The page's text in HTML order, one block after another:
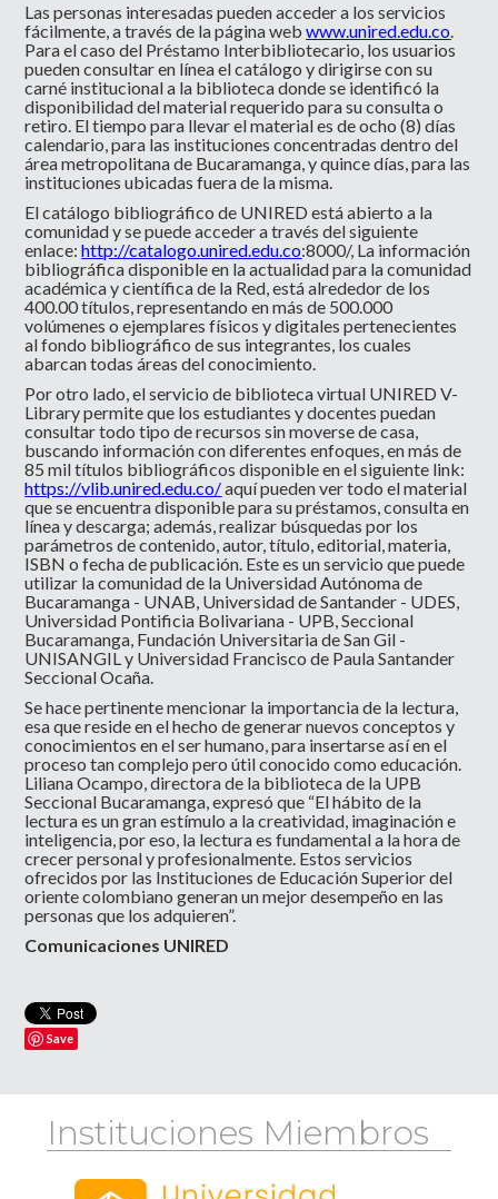
Las personas interesadas pueden acceder a los servicios
fácilmente, a través de la página webwww.unired.edu.co.
Para el caso del Préstamo Interbibliotecario, los usuarios
pueden consultar en línea el catálogo y dirigirse con su
carné institucional a la biblioteca donde se identificó la
disponibilidad del material requerido para su consulta o
retiro. El tiempo para llevar el material es de ocho (8) días
calendario, para las instituciones concentradas dentro del
área metropolitana de Bucaramanga, y quince días, para las
instituciones ubicadas fuera de la misma.
El catálogo bibliográfico de UNIRED está abierto a la
comunidad y se puede acceder a través del siguiente
enlace: http://catalogo.unired.edu.co:8000/, La información
bibliográfica disponible en la actualidad para la comunidad
académica y científica de la Red, está alrededor de los
400.00 títulos, representando en más de 500.000
volúmenes o ejemplares físicos y digitales pertenecientes
al fondo bibliográfico de sus integrantes, los cuales
abarcan todas áreas del conocimiento.
Por otro lado, el servicio de biblioteca virtual UNIRED V-
Library permite que los estudiantes y docentes puedan
consultar todo tipo de recursos sin moverse de casa,
buscando información con diferentes enfoques, en más de
85 mil títulos bibliográficos disponible en el siguiente link:
https://vlib.unired.edu.co/aquí pueden ver todo el material
que se encuentra disponible para su préstamos, consulta en
línea y descarga; además, realizar búsquedas por los
parámetros de contenido, autor, título, editorial, materia,
ISBN o fecha de publicación. Este es un servicio que puede
utilizar la comunidad de la Universidad Autónoma de
Bucaramanga - UNAB, Universidad de Santander - UDES,
Universidad Pontificia Bolivariana - UPB, Seccional
Bucaramanga, Fundación Universitaria de San Gil -
UNISANGIL y Universidad Francisco de Paula Santander
Seccional Ocaña.
Se hace pertinente mencionar la importancia de la lectura,
esa que reside en el hecho de generar nuevos conceptos y
conocimientos en el ser humano, para insertarse así en el
proceso tan complejo pero útil conocido como educación.
Liliana Ocampo, directora de la biblioteca de la UPB
Seccional Bucaramanga, expresó que “El hábito de la
lectura es un gran estímulo a la creatividad, imaginación e
inteligencia, por eso, la lectura es fundamental a la hora de
crecer personal y profesionalmente. Estos servicios
ofrecidos por las Instituciones de Educación Superior del
oriente colombiano generan un mejor desempeño en las
personas que los adquieren”.
Comunicaciones UNIRED
Save
Instituciones Miembros